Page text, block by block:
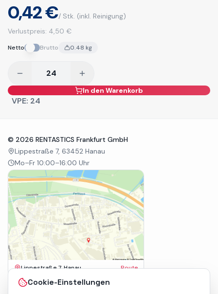
Cookie-Einstellungen
0,42 €/ Stk. (inkl. Reinigung)
Verlustpreis: 4,50 €
Netto Brutto 0.48 kg
In den Warenkorb
VPE: 24
© 2026 RENTASTICS Frankfurt GmbH
Lippestraße 7, 63452 Hanau
Mo–Fr 10:00–16:00 Uhr
Lippestraße 7, Hanau Route
Impressum